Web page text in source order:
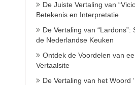
De Juiste Vertaling van
Betekenis en Interpretatie
De Vertaling van “Lardons”:
de Nederlandse Keuken
Ontdek de Voordelen van
Vertaalsite
De Vertaling van het Woord